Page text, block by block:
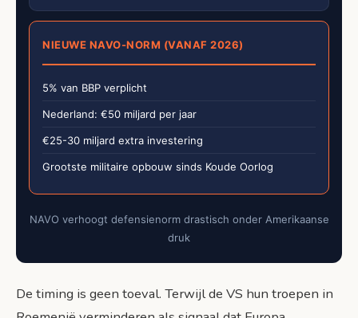
NIEUWE NAVO-NORM (VANAF 2026)
5% van BBP verplicht
Nederland: €50 miljard per jaar
€25-30 miljard extra investering
Grootste militaire opbouw sinds Koude Oorlog
NAVO verhoogt defensienorm drastisch onder Amerikaanse
druk
De timing is geen toeval. Terwijl de VS hun troepen in